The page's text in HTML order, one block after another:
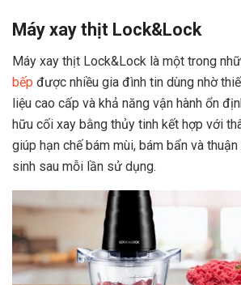
Máy xay thịt Lock&Lock
Máy xay thịt Lock&Lock là một trong
bếp được nhiều gia đình tin dùng nhờ
liệu cao cấp và khả năng vận hành ổn
hữu cối xay bằng thủy tinh kết hợp với
giúp hạn chế bám mùi, bám bẩn và
sinh sau mỗi lần sử dụng.